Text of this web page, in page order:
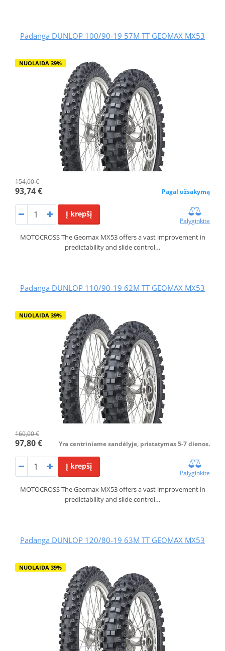
Padanga DUNLOP 100/90-19 57M TT GEOMAX MX53
NUOLAIDA 39%
154,00 €
93,74 € Pagal užsakymą
Į krepšį
Palyginkite
MOTOCROSS The Geomax MX53 offers a vast improvement in
predictability and slide control…
Padanga DUNLOP 110/90-19 62M TT GEOMAX MX53
NUOLAIDA 39%
160,00 €
97,80 € Yra centriniame sandėlyje, pristatymas 5-7 dienos.
Į krepšį
Palyginkite
MOTOCROSS The Geomax MX53 offers a vast improvement in
predictability and slide control…
Padanga DUNLOP 120/80-19 63M TT GEOMAX MX53
NUOLAIDA 39%